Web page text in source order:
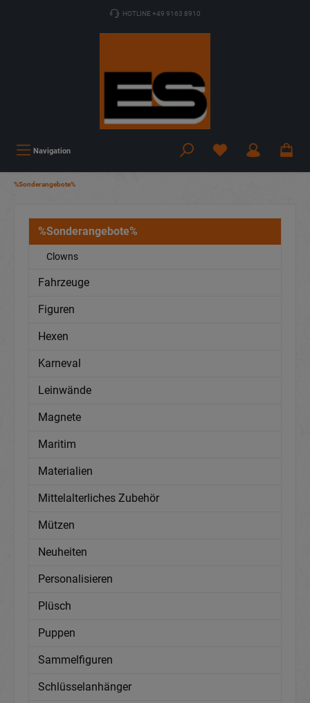
HOTLINE +49 9163 8910
Navigation
%Sonderangebote%
%Sonderangebote%
Clowns
Fahrzeuge
Figuren
Hexen
Karneval
Leinwände
Magnete
Maritim
Materialien
Mittelalterliches Zubehör
Mützen
Neuheiten
Personalisieren
Plüsch
Puppen
Sammelfiguren
Schlüsselanhänger